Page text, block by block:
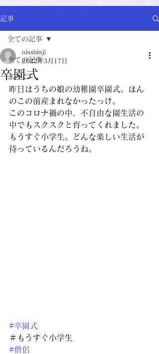
記事
全ての記事
ぶろぐ
全ての記事
卒園式
nisshinji
2022年3月17日
昨日はうちの娘の幼稚園卒園式。ほん
のこの前産まれなかったっけ。
このコロナ禍の中、不自由な園生活の
中でもスクスクと育ってくれました。
もうすぐ小学生。どんな楽しい生活が
待っているんだろうね。
#卒園式
＃もうすぐ小学生
#僧侶